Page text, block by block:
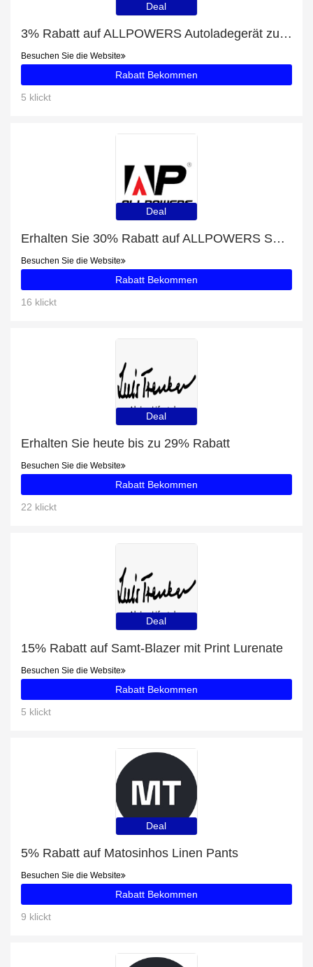
Deal
3% Rabatt auf ALLPOWERS Autoladegerät zu XT60 1.5M / 4.9FT
Besuchen Sie die Website
Rabatt Bekommen
5 klickt
Deal
Erhalten Sie 30% Rabatt auf ALLPOWERS SP18 18V 21W Solarpanel
Besuchen Sie die Website
Rabatt Bekommen
16 klickt
Deal
Erhalten Sie heute bis zu 29% Rabatt
Besuchen Sie die Website
Rabatt Bekommen
22 klickt
Deal
15% Rabatt auf Samt-Blazer mit Print Lurenate
Besuchen Sie die Website
Rabatt Bekommen
5 klickt
Deal
5% Rabatt auf Matosinhos Linen Pants
Besuchen Sie die Website
Rabatt Bekommen
9 klickt